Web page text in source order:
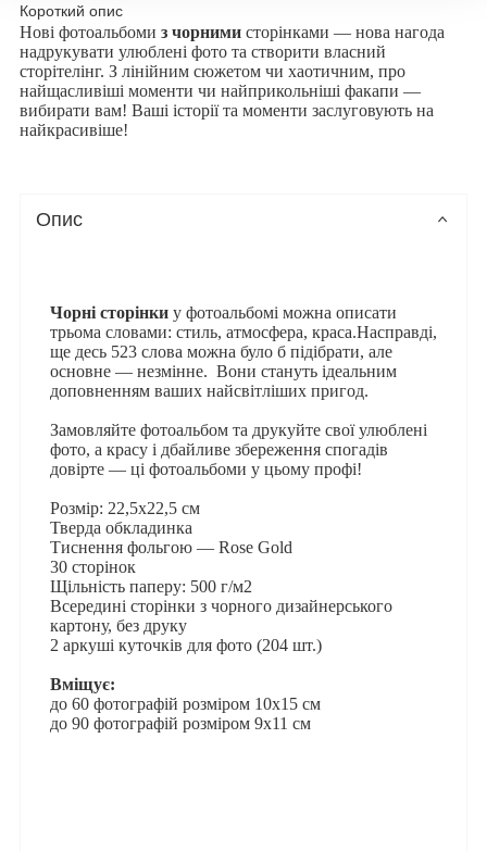
Короткий опис
Нові фотоальбоми з чорними сторінками — нова нагода
надрукувати улюблені фото та створити власний
сторітелінг. З лінійним сюжетом чи хаотичним, про
найщасливіші моменти чи найприкольніші факапи —
вибирати вам! Ваші історії та моменти заслуговують на
найкрасивіше!
Опис
Чорні сторінки у фотоальбомі можна описати
трьома словами: стиль, атмосфера, краса.Насправді,
ще десь 523 слова можна було б підібрати, але
основне — незмінне. Вони стануть ідеальним
доповненням ваших найсвітліших пригод.
Замовляйте фотоальбом та друкуйте свої улюблені
фото, а красу і дбайливе збереження спогадів
довірте — ці фотоальбоми у цьому профі!
Розмір: 22,5х22,5 см
Тверда обкладинка
Тиснення фольгою — Rose Gold
30 сторінок
Щільність паперу: 500 г/м2
Всередині сторінки з чорного дизайнерського
картону, без друку
2 аркуші куточків для фото (204 шт.)
Вміщує:
до 60 фотографій розміром 10x15 см
до 90 фотографій розміром 9x11 см